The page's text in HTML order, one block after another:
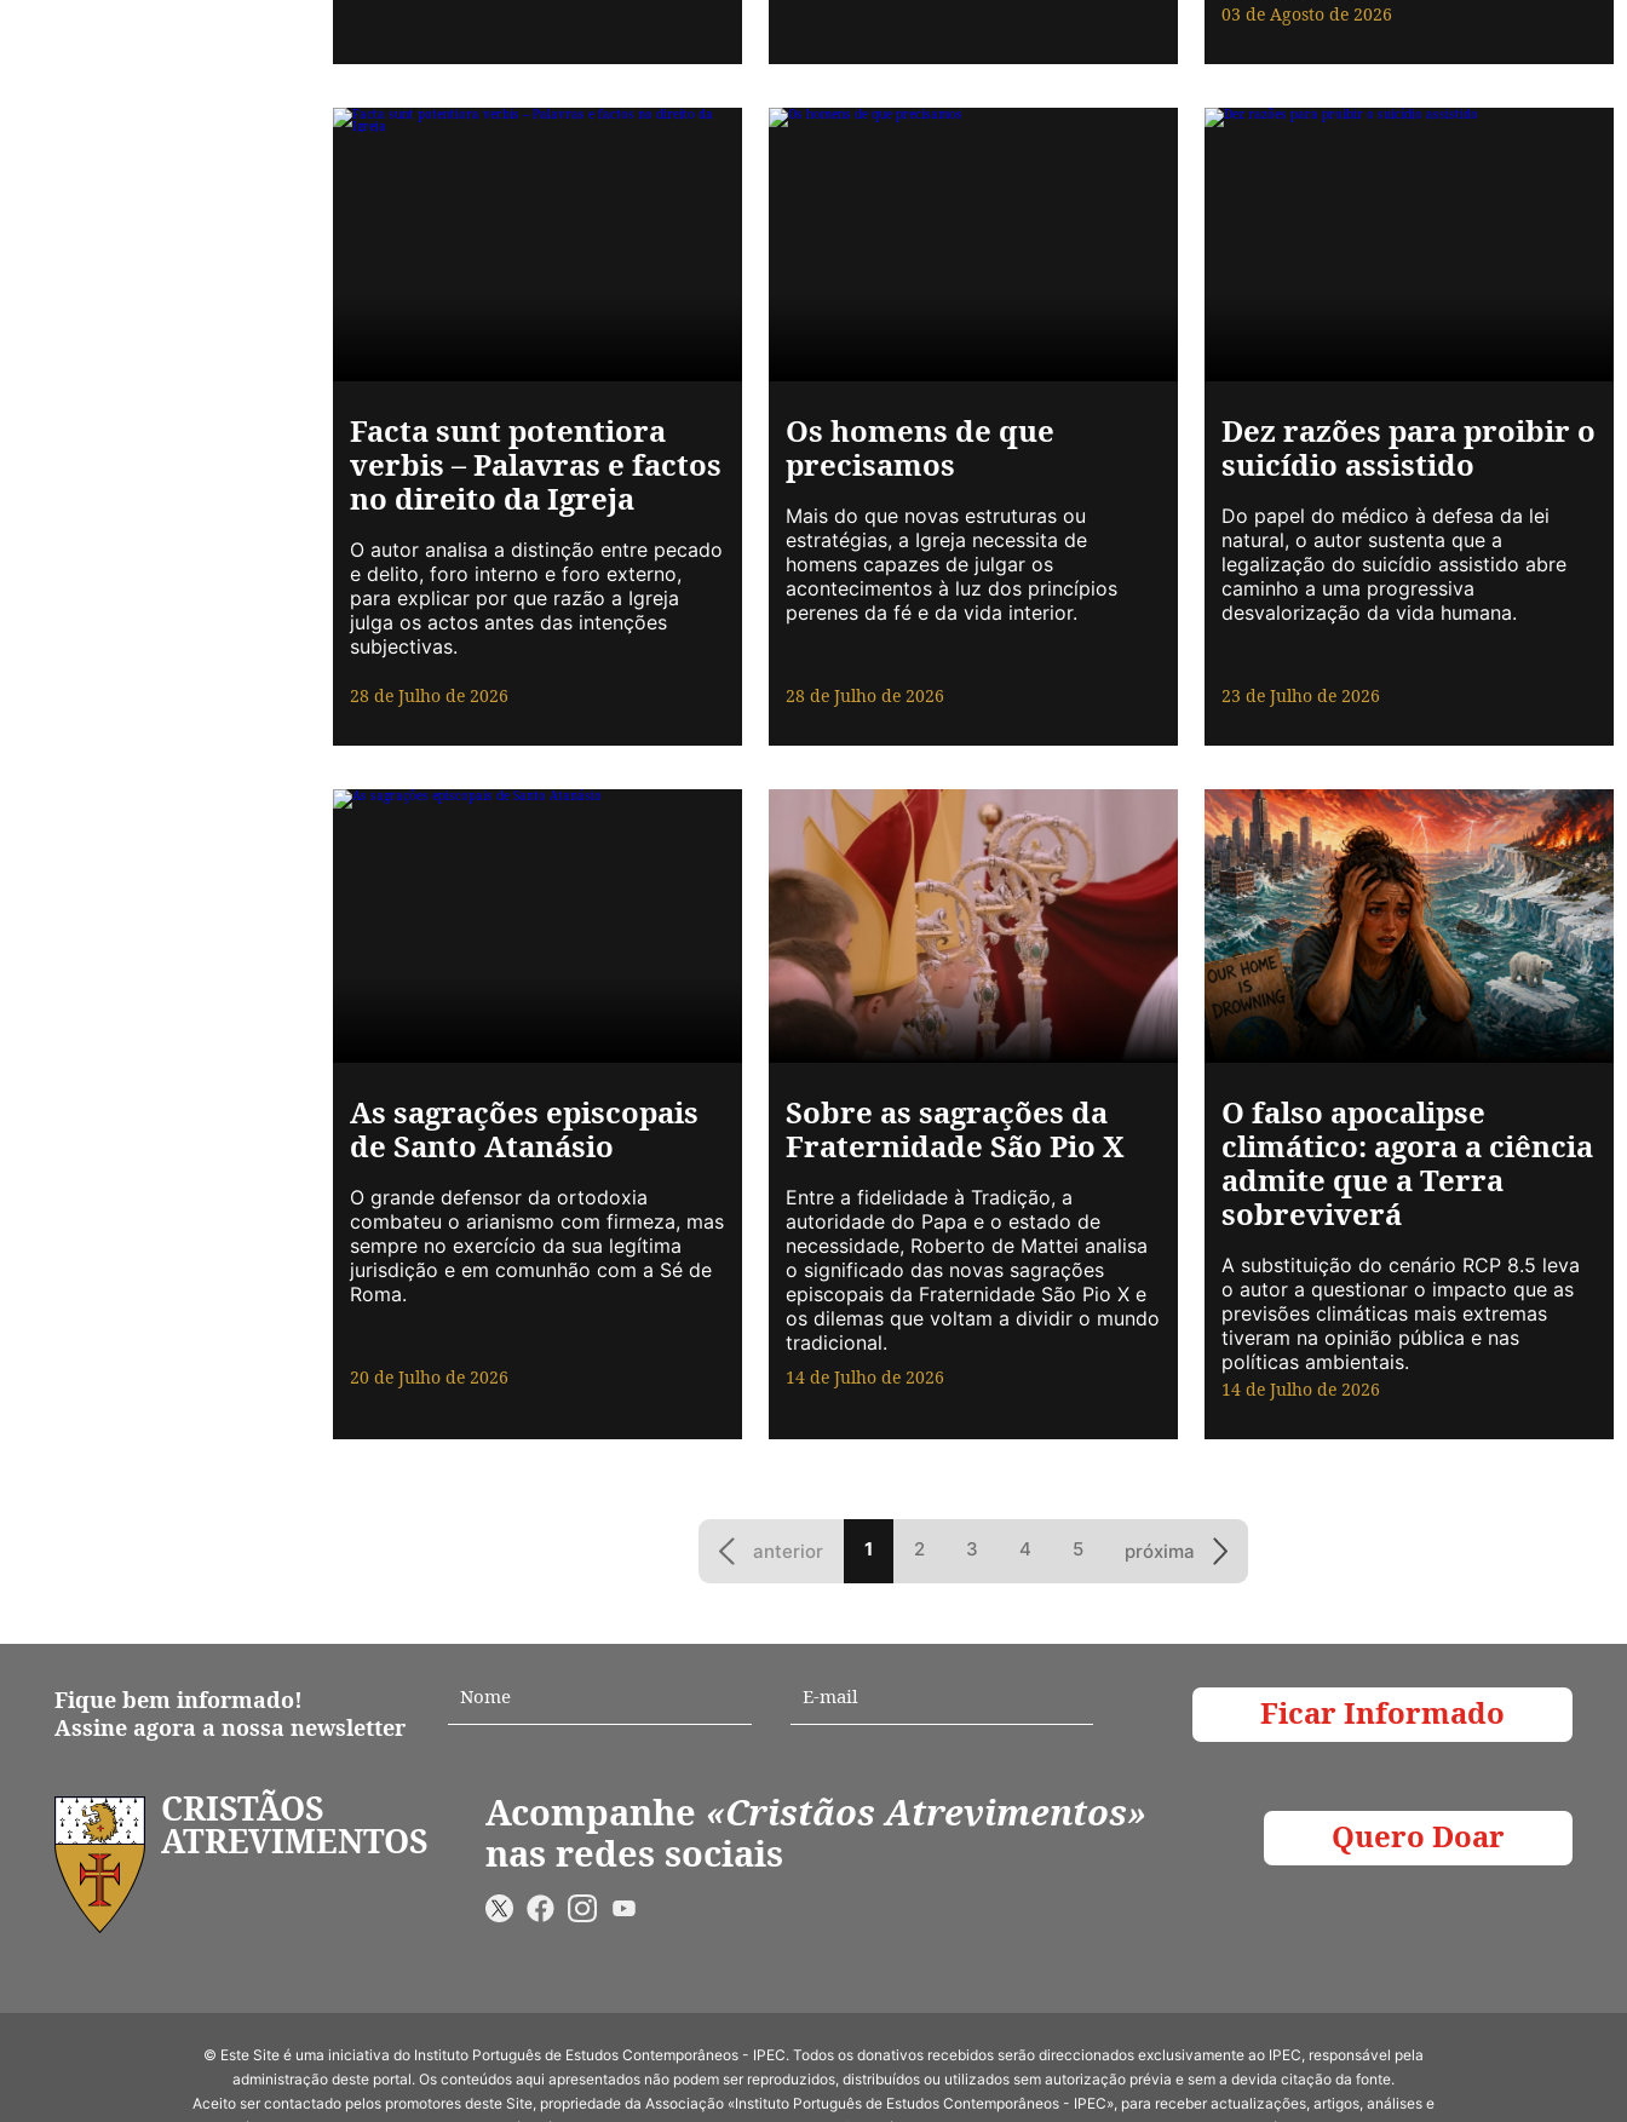
03 de Agosto de 2026
Facta sunt potentiora
verbis – Palavras e factos
no direito da Igreja
O autor analisa a distinção entre pecado
e delito, foro interno e foro externo,
para explicar por que razão a Igreja
julga os actos antes das intenções
subjectivas.
28 de Julho de 2026
Os homens de que
precisamos
Mais do que novas estruturas ou
estratégias, a Igreja necessita de
homens capazes de julgar os
acontecimentos à luz dos princípios
perenes da fé e da vida interior.
28 de Julho de 2026
Dez razões para proibir o
suicídio assistido
Do papel do médico à defesa da lei
natural, o autor sustenta que a
legalização do suicídio assistido abre
caminho a uma progressiva
desvalorização da vida humana.
23 de Julho de 2026
As sagrações episcopais
de Santo Atanásio
O grande defensor da ortodoxia
combateu o arianismo com firmeza, mas
sempre no exercício da sua legítima
jurisdição e em comunhão com a Sé de
Roma.
20 de Julho de 2026
Sobre as sagrações da
Fraternidade São Pio X
Entre a fidelidade à Tradição, a
autoridade do Papa e o estado de
necessidade, Roberto de Mattei analisa
o significado das novas sagrações
episcopais da Fraternidade São Pio X e
os dilemas que voltam a dividir o mundo
tradicional.
14 de Julho de 2026
O falso apocalipse
climático: agora a ciência
admite que a Terra
sobreviverá
A substituição do cenário RCP 8.5 leva
o autor a questionar o impacto que as
previsões climáticas mais extremas
tiveram na opinião pública e nas
políticas ambientais.
14 de Julho de 2026
anterior 1 2 3 4 5 próxima
Fique bem informado!
Assine agora a nossa newsletter
Ficar Informado
CRISTÃOS
ATREVIMENTOS
Acompanhe «Cristãos Atrevimentos»
nas redes sociais
Quero Doar
© Este Site é uma iniciativa do Instituto Português de Estudos Contemporâneos - IPEC. Todos os donativos recebidos serão direccionados exclusivamente ao IPEC, responsável pela
administração deste portal. Os conteúdos aqui apresentados não podem ser reproduzidos, distribuídos ou utilizados sem autorização prévia e sem a devida citação da fonte.
Aceito ser contactado pelos promotores deste Site, propriedade da Associação «Instituto Português de Estudos Contemporâneos - IPEC», para receber actualizações, artigos, análises e